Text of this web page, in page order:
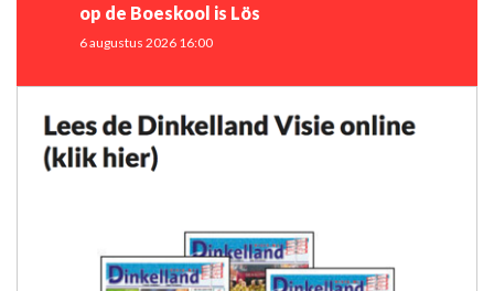
op de Boeskool is Lös
6 augustus 2026 16:00